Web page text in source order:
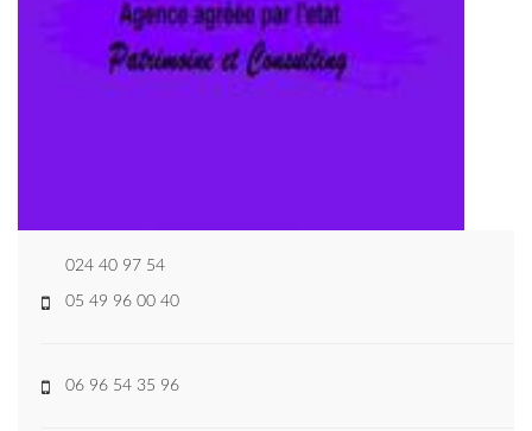
024 40 97 54
05 49 96 00 40
06 96 54 35 96